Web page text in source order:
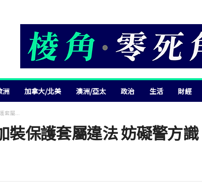
洲 加拿大/北美 澳洲/亞太 政治 生活 財經
套屬...
裝保護套屬違法 妨礙警方識